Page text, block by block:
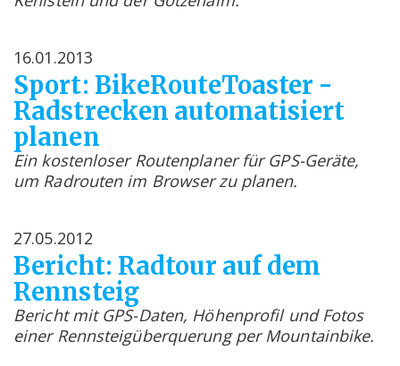
16.01.2013
Sport: BikeRouteToaster -
Radstrecken automatisiert
planen
Ein kostenloser Routenplaner für GPS-Geräte,
um Radrouten im Browser zu planen.
27.05.2012
Bericht: Radtour auf dem
Rennsteig
Bericht mit GPS-Daten, Höhenprofil und Fotos
einer Rennsteigüberquerung per Mountainbike.